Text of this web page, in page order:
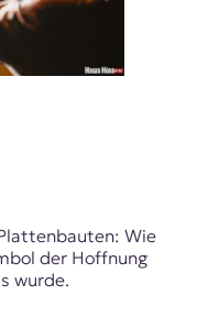
Wie
der Hoffnung
wurde.